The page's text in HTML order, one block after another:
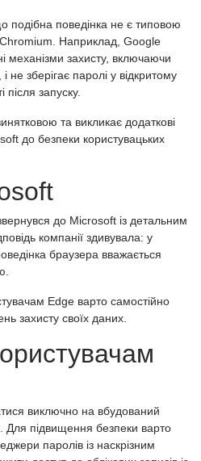
подібна поведінка не є типовою
Chromium. Наприклад, Google
механізми захисту, включаючи
зберігає паролі у відкритому
після запуску.
та викликає додаткові
до безпеки користувацьких
до Microsoft із детальним
компанії здивувала: у
браузера вважається
Edge варто самостійно
захисту своїх даних.
виключно на вбудований
Для підвищення безпеки варто
паролів із наскрізним